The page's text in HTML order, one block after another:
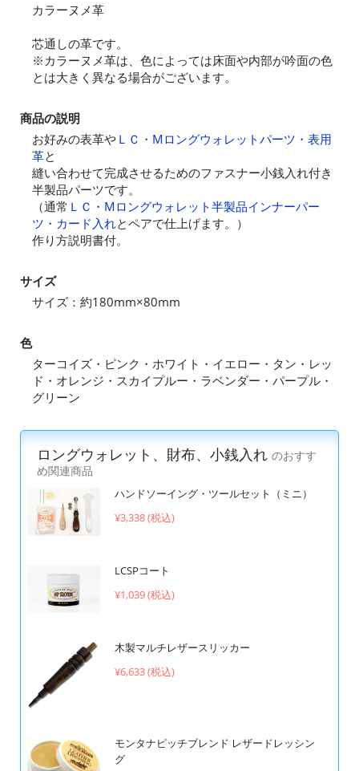
カラーヌメ革
芯通しの革です。
※カラーヌメ革は、色によっては床面や内部が吟面の色
とは大きく異なる場合がございます。
商品の説明
お好みの表革や ＬＣ・Mロングウォレットパーツ・表用
革と
縫い合わせて完成させるためのファスナー小銭入れ付き
半製品パーツです。
（通常 ＬＣ・Mロングウォレット半製品インナーパー
ツ・カード入れとペアで仕上げます。）
作り方説明書付。
サイズ
サイズ：約180mm×80mm
色
ターコイズ・ピンク・ホワイト・イエロー・タン・レッ
ド・オレンジ・スカイプルー・ラベンダー・パープル・
グリーン
ロングウォレット、財布、小銭入れ のおすす
め関連商品
ハンドソーイング・ツールセット（ミニ）
¥3,338 (税込)
LCSPコート
¥1,039 (税込)
木製マルチレザースリッカー
¥6,633 (税込)
モンタナピッチブレンド レザードレッシン
グ